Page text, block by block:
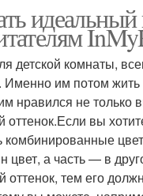
идеальный
детской комнаты,
Именно им потом жить
нравился не только
оттенок.Если вы
комбинированные
цвет, а часть — в
тем его